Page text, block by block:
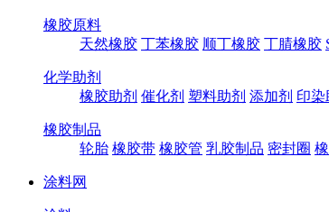
橡胶原料
天然橡胶 丁苯橡胶 顺丁橡胶 丁腈橡胶
化学助剂
橡胶助剂 催化剂 塑料助剂 添加剂 印染
橡胶制品
轮胎 橡胶带 橡胶管 乳胶制品 密封圈
涂料网